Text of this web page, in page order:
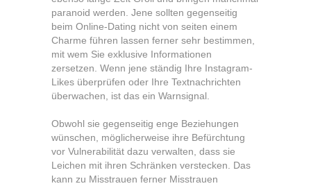
paranoid werden. Jene sollten gegenseitig
beim Online-Dating nicht von seiten einem
Charme führen lassen ferner sehr bestimmen,
mit wem Sie exklusive Informationen
zersetzen. Wenn jene ständig Ihre Instagram-
Likes überprüfen oder Ihre Textnachrichten
überwachen, ist das ein Warnsignal.
Obwohl sie gegenseitig enge Beziehungen
wünschen, möglicherweise ihre Befürchtung
vor Vulnerabilität dazu verwalten, dass sie
Leichen mit ihren Schränken verstecken. Das
kann zu Misstrauen ferner Misstrauen